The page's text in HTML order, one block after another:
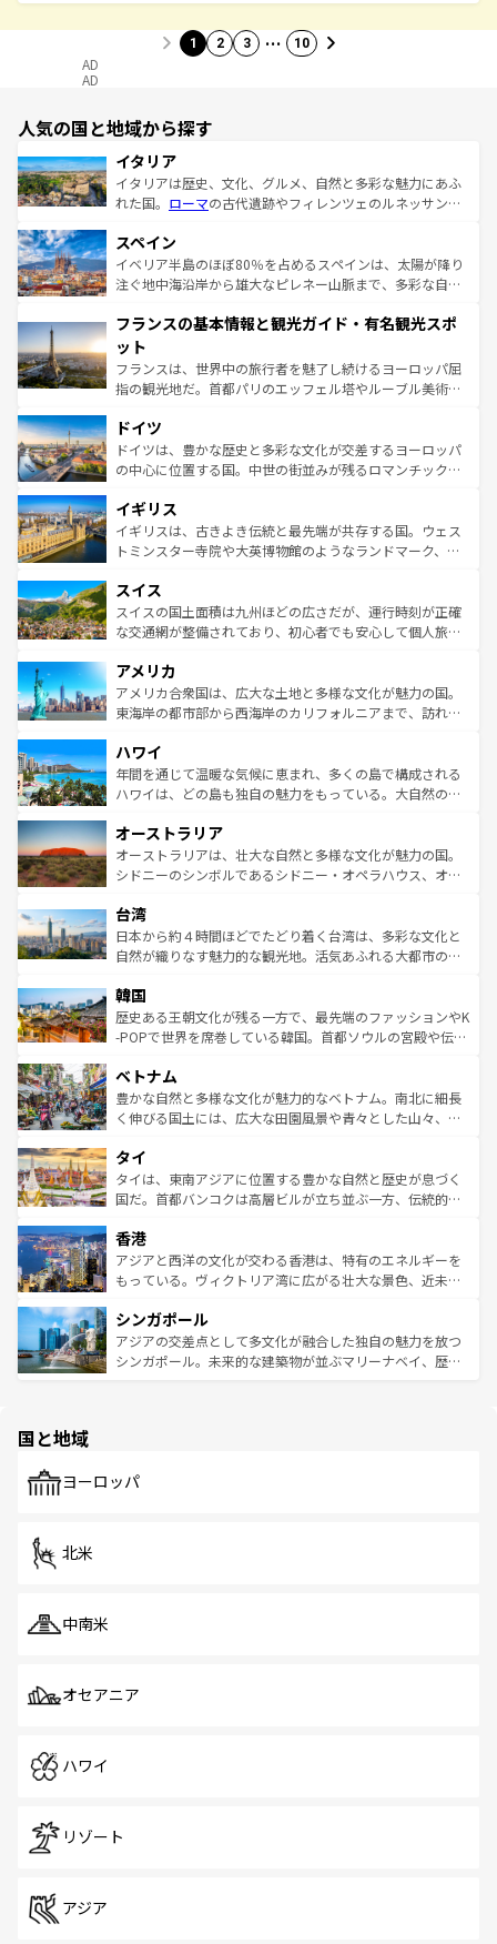
1 2 3 … 10
AD
AD
人気の国と地域から探す
イタリア
イタリアは歴史、文化、グルメ、自然と多彩な魅力にあふ
れた国。 ローマの古代遺跡やフィレンツェのルネッサンス
ろん、トスカーナの美しい田園風景やアマルフィ海岸の絶
景など、自然景観も見逃せない。観光の合間には、本場の
ピザやパスタなど、絶品のイタリア料理を堪能することも
ませてくれるイタリアで、忘れられない旅をしてみよう！
なお、新着のイタリア情報は
しい。
スペイン
イベリア半島のほぼ80％を占めるスペインは、太陽が降り
注ぐ地中海沿岸から雄大なピレネー山脈まで、多彩な自然
文化が根付くこの国では、情熱的なフラメンコ、熱気あふ
れる闘牛、そして美味しいタパスが生活の一部となってい
る。首都マドリードの洗練された雰囲気や、バルセロナの
アートに溢れた街角から、地方では古代ローマ遺跡や中世
せる。地方によって風土や気候が異なるスペインはその個
性で訪れる人を魅了する。 なお、新着のスペイン情報は コ
ンテンツ一覧を参照してほしい。
フランスの基本情報と観光ガイド・有名観光スポ
ット
フランスは、世界中の旅行者を魅了し続けるヨーロッパ屈
指の観光地だ。首都パリのエッフェル塔やルーブル美術館
で、幅広い魅力が詰まっている。華麗な宮殿、歴史的な大
聖堂、美しいビーチ、そして豊かな自然が、訪れる者を心
から魅了する。また、フランスは美食の国としても知ら
いる。シャンパンの発祥地であるランス、プロヴァンスの
香り高いラベンダー畑など、多彩な楽しみ方が可能だ。さ
らに、パリ以外の地域にも魅力が溢れており、どの街角に
れる地方に足を運ぶとそれぞれで全く異なる文化を体験で
きるだろう。 なお、新着のフランス情報はコンテンツ一覧
を参照してほしい。
ドイツ
ドイツは、豊かな歴史と多彩な文化が交差するヨーロッパ
の中心に位置する国。中世の街並みが残るロマンチック街
顔を持つこの国は、どこを歩いても飽きることがない。ベ
ルリンの文化的活気、バイエルン州のアルプスの絶景、そ
してライン川沿いのワイン畑といった風景は必見。ビール
は、お酒好きな人にはぜひ体験してほしい。 なお、新着の
ドイツ情報はコンテンツ一覧を参照してほしい。
イギリス
イギリスは、古きよき伝統と最先端が共存する国。ウェス
トミンスター寺院や大英博物館のようなランドマーク、歴
リアごとに異なる魅力がある。また、優雅なアフタヌーン
ティー、ビール好きにはたまらない英国パブ、サッカー観
戦など、本場だからこそできる体験も豊富。イギリスを旅
ンツ一覧を参照してほしい。
スイス
スイスの国土面積は九州ほどの広さだが、運行時刻が正確
な交通網が整備されており、初心者でも安心して個人旅行
の建物がそのまま残る町や、スイスならではのユニークな
博物館もあり、アルプス観光だけでなく町歩きも満喫する
ことができる。国民の所得が高いため物価も高いが、旅行
ば市内交通費無料で観光を楽しむこともできる。 なお、新
着のスイス情報はコンテンツ一覧 を参照してほしい。
アメリカ
アメリカ合衆国は、広大な土地と多様な文化が魅力の国。
東海岸の都市部から西海岸のカリフォルニアまで、訪れる
のような巨大都市は、観光、ショッピング、エンターテイ
ンメントが詰まった刺激的なスポットだ。一方、アメリカ
西部には大自然が広がり、グランドキャニオンやイエロー
部のニューオーリンズでは、音楽と美食が融合した独特の
文化が魅力。旅行者はアメリカの各地域で異なる魅力を楽
しみながら、その多様性と豊かな歴史を感じることができ
ならではの贅沢な旅のスタイルだ。 なお、新着のアメリカ
情報はコンテンツ一覧を参照してほしい。
ハワイ
年間を通じて温暖な気候に恵まれ、多くの島で構成される
ハワイは、どの島も独自の魅力をもっている。大自然の神
ワイ島は見逃せない。また、定番の観光地といえばオアフ
島だが、静かな自然を求めるならマウイ島やカウアイ島が
おすすめ。エメラルドグリーンに輝く海をはじめ、豊かな
れるおもてなしの心で訪れる人々を迎えてくれるハワイの
人々、おいしいローカルフードやハワイアンミュージッ
ク、伝統的なフラダンスなど、すべてがハワイの魅力を彩
ワイを、存分に味わってほしい。 なお、新着のハワイ情報
はコンテンツ一覧を参照してほしい。
オーストラリア
オーストラリアは、壮大な自然と多様な文化が魅力の国。
シドニーのシンボルであるシドニー・オペラハウス、オー
リアリーフや大陸中央部にそびえるウルル（エアーズロッ
ク）、タスマニアの美しい原生林やケアンズの熱帯雨林な
ど、見どころがたくさん。また、カフェやワイン、オージ
いる。アクティビティも充実しており、サーフィンやダイ
ビング、ハイキングなど、アウトドア好きにはたまらな
い。オーストラリアの多彩な魅力を存分に味わいつくそ
参照してほしい。
台湾
日本から約４時間ほどでたどり着く台湾は、多彩な文化と
自然が織りなす魅力的な観光地。活気あふれる大都市の台
ン）、静ひつな山岳地帯である台湾東部など、都市の喧騒
と山間の静けさが共存しており、訪れる人に新しい発見と
驚きをもたらしてくれる。また、奥深い台湾の食文化も魅
容にもいいと評判のスイーツなど、バラエティ豊かな料理
が味わえる。 なお、新着の台湾情報は コンテンツ一覧を参
照してほしい。
韓国
歴史ある王朝文化が残る一方で、最先端のファッションやK
-POPで世界を席巻している韓国。首都ソウルの宮殿や伝統
き、地方に足を延ばせば四季折々の自然美を楽しむことが
できる。そして、キムチや焼肉、絶品のストリートフード
まで、さまざまな韓国料理が待っている。夜には、韓国な
リティに包まれながら、韓国の多彩な魅力を心ゆくまで味
わってみてほしい。 なお、新着の韓国情報はコンテンツ一
覧を参照してほしい。
ベトナム
豊かな自然と多様な文化が魅力的なベトナム。南北に細長
く伸びる国土には、広大な田園風景や青々とした山々、世
急速な発展と共に伝統が息づく。ハノイの古い町並みやホ
ーチミン市のフランス統治時代の建物も、独特の雰囲気を
醸し出している。また、バラエティの豊かさとおいしさで
とつ。フォーやバインミー、ベトナムコーヒーなどは、ぜ
ひ現地で味わいたい。どの地域を訪れてもあたたかい人々
が旅行者を迎えてくれるので、きっと忘れられない旅にな
参照してほしい。
タイ
タイは、東南アジアに位置する豊かな自然と歴史が息づく
国だ。首都バンコクは高層ビルが立ち並ぶ一方、伝統的な
の活気が交差している。北部ではチェンマイなどの山岳地
帯で自然と触れ合い、南部ではプーケットやクラビの美し
いビーチでリゾート気分を楽しむことができる。タイ料理
激する。気候は一年中温暖で、どの季節にも異なる楽しみ
が待っている。親しみやすいタイの人々、仏教を中心とし
た文化、そして多様な観光資源が、訪れる旅人を魅了し続
香港
アジアと西洋の文化が交わる香港は、特有のエネルギーを
もっている。ヴィクトリア湾に広がる壮大な景色、近未来
み、どこを訪れても感動するはず。観光スポットが密集し
ており、効率よく見どころを回れるのも魅力。息をのむよ
うな絶景から文化的な体験まで、香港を存分に楽しみ尽く
シンガポール
アジアの交差点として多文化が融合した独自の魅力を放つ
シンガポール。未来的な建築物が並ぶマリーナベイ、歴史
で、ホーカーズは地元の風情を楽しめる外せないスポット
国と地域
ヨーロッパ
北米
中南米
オセアニア
ハワイ
リゾート
アジア